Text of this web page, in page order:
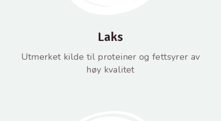
Laks
Utmerket kilde til proteiner og fettsyrer av
høy kvalitet